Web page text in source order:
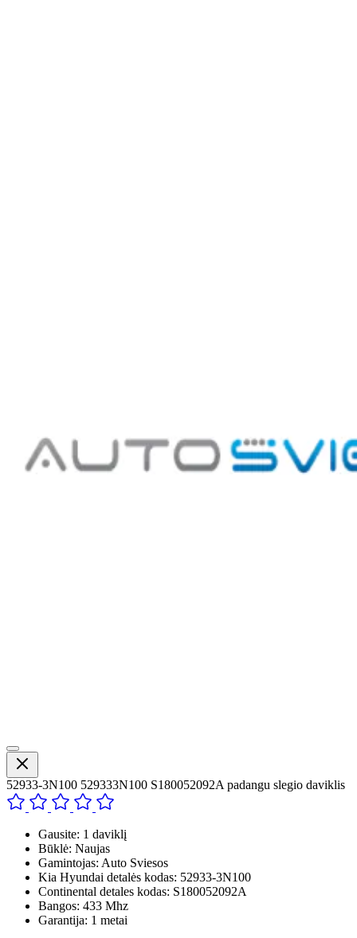
52933-3N100 529333N100 S180052092A padangu slegio daviklis
Gausite: 1 daviklį
Būklė: Naujas
Gamintojas: Auto Sviesos
Kia Hyundai detalės kodas: 52933-3N100
Continental detales kodas: S180052092A
Bangos: 433 Mhz
Garantija: 1 metai